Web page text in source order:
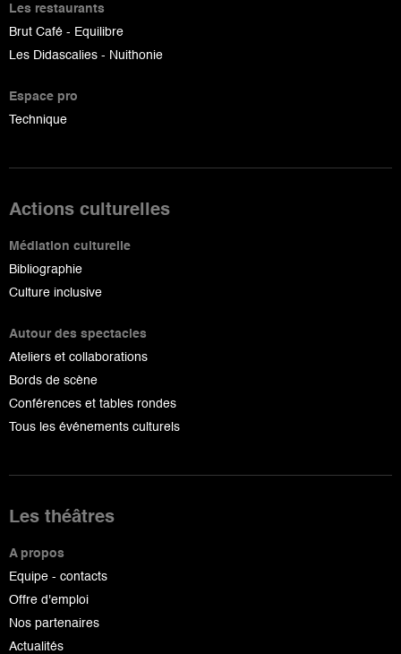
Les restaurants
Brut Café - Equilibre
Les Didascalies - Nuithonie
Espace pro
Technique
Actions culturelles
Médiation culturelle
Bibliographie
Culture inclusive
Autour des spectacles
Ateliers et collaborations
Bords de scène
Conférences et tables rondes
Tous les événements culturels
Les théâtres
A propos
Equipe - contacts
Offre d'emploi
Nos partenaires
Actualités